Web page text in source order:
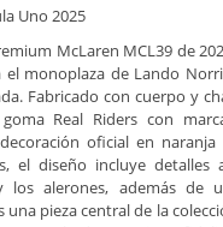
Uno 2025
McLaren MCL39 de
el monoplaza de Lando
Fabricado con cuerpo y
Real Riders con
oficial en naranja
el diseño incluye detalles
alerones, además de
una pieza central de la